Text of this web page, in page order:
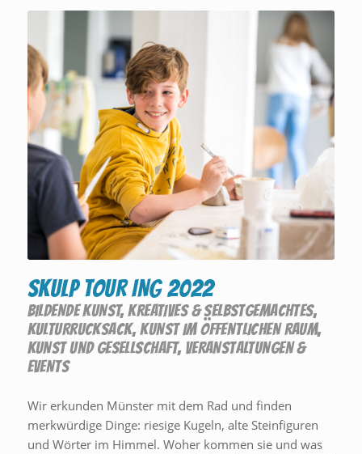
SKULP TOUR ING 2022
BILDENDE KUNST,KREATIVES & SELBSTGEMACHTES,
KULTURRUCKSACK,KUNST IM ÖFFENTLICHEN RAUM,
KUNST UND GESELLSCHAFT, VERANSTALTUNGEN &
EVENTS
Wir erkunden Münster mit dem Rad und finden
merkwürdige Dinge: riesige Kugeln, alte Steinfiguren
und Wörter im Himmel. Woher kommen sie und was